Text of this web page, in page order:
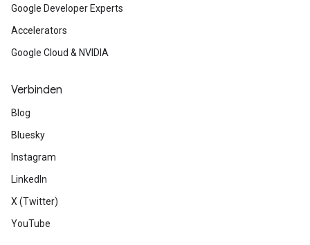
Google Developer Experts
Accelerators
Google Cloud & NVIDIA
Verbinden
Blog
Bluesky
Instagram
LinkedIn
X (Twitter)
YouTube